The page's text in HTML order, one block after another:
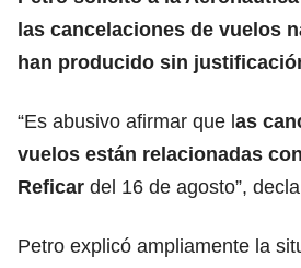
las cancelaciones de vuelos
han producido sin
“Es abusivo afirmar que las
vuelos están relacionadas
Reficar del 16 de agosto”,
Petro explicó ampliamente la